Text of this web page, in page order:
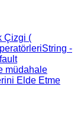
Çizgi (
String -
müdahale
Elde Etme